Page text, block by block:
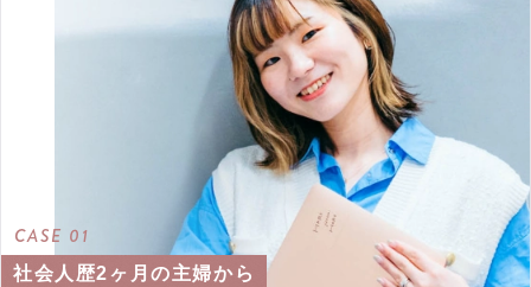
CASE 01
社会人歴2ヶ月の主婦から